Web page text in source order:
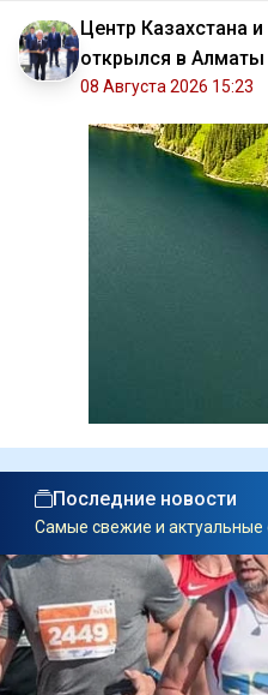
Центр Казахстана
открылся в Алматы
08 Августа 2026 15:23
Последние новости
Самые свежие и актуальные